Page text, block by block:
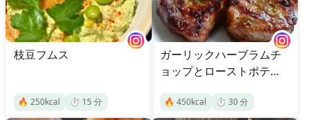
枝豆フムス
🔥 250kcal ⏱️ 15 分
ガーリックハーブラムチ
ョップとローストポテト
🔥 450kcal ⏱️ 30分